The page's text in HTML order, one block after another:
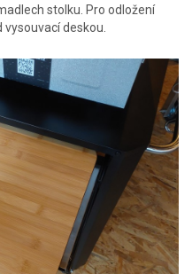
stolku. Pro odložení
deskou.